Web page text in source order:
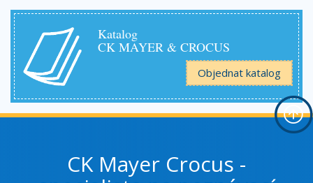
Katalog
CK MAYER & CROCUS
Objednat katalog
CK Mayer Crocus -